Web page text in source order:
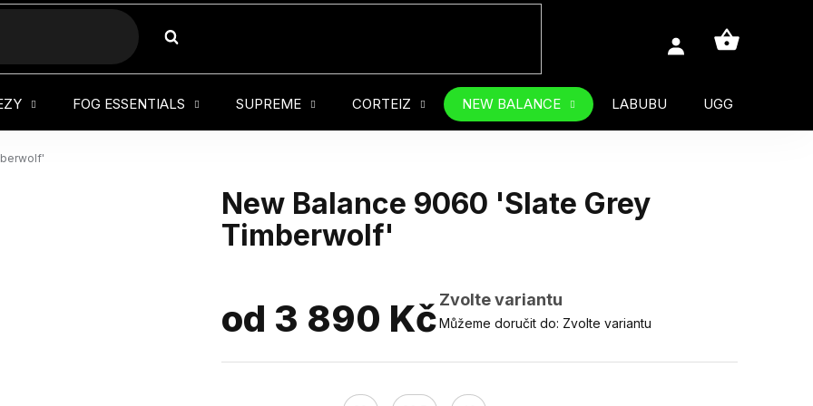
HLEDAT
FOG ESSENTIALS SUPREME CORTEIZ NEW BALANCE LABUBU UGG
New Balance 9060 'Slate Grey
Timberwolf'
od 3 890 KčZvolte variantu
Můžeme doručit do: Zvolte variantu